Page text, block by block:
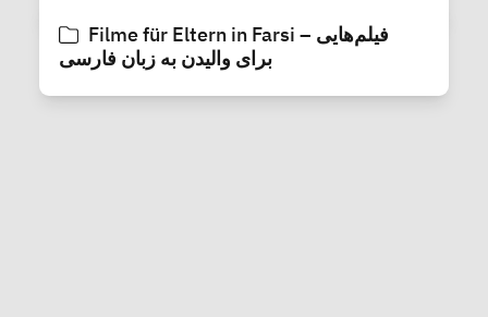
Filme für Eltern in Farsi – فیلم‌هایی
برای والیدن به زبان فارسی